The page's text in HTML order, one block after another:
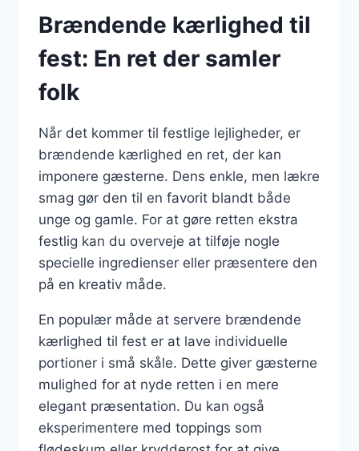
Brændende kærlighed til
fest: En ret der samler
folk
Når det kommer til festlige lejligheder, er
brændende kærlighed en ret, der kan
imponere gæsterne. Dens enkle, men lækre
smag gør den til en favorit blandt både
unge og gamle. For at gøre retten ekstra
festlig kan du overveje at tilføje nogle
specielle ingredienser eller præsentere den
på en kreativ måde.
En populær måde at servere brændende
kærlighed til fest er at lave individuelle
portioner i små skåle. Dette giver gæsterne
mulighed for at nyde retten i en mere
elegant præsentation. Du kan også
eksperimentere med toppings som